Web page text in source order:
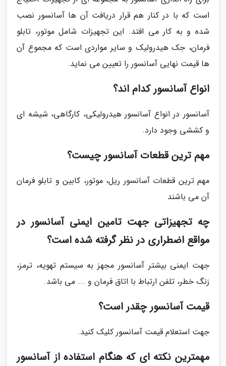
است که با در کنار هم قرار دریافت آن ها آسانسور نصب
شده و به کار می افتد. این تجهیزات شامل موتور، تابلو
فرمان، جک هیدرولیک و سایر مواردی است که مجموع آن
ها قیمت نهایی آسانسور را تعیین می نماید.
انواع آسانسور کدام اند؟
آسانسور در انواع آسانسور هیدرولیکی، کارگاهی، شیشه ای
و کششی وجود دارد.
مهم ترین قطعات آسانسور چیست؟
مهم ترین قطعات آسانسور ریل، موتور، کابین و تابلو فرمان
آن می باشند
چه تجهیزاتی جهت تامین ایمنی آسانسور در
مواقع اضطراری در نظر گرفته شده است؟
جهت ایمنی بیشتر آسانسور مجهز به سیستم تهویه، ترمز،
زنگ خطر، تلفن ارتباط با اتاق فرمان و ... می باشد.
قیمت آسانسور چقدر است؟
جهت استعلام قیمت آسانسور کلیک کنید.
مهمترین نکته ای که هنگام استفاده از آسانسور